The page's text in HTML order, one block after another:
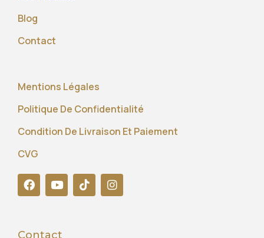
Blog
Contact
Mentions Légales
Politique De Confidentialité
Condition De Livraison Et Paiement
CVG
Contact